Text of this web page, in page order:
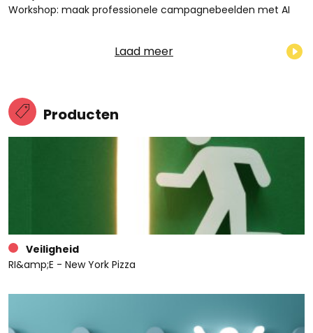
Workshop: maak professionele campagnebeelden met AI
Laad meer
Producten
Veiligheid
RI&amp;E - New York Pizza